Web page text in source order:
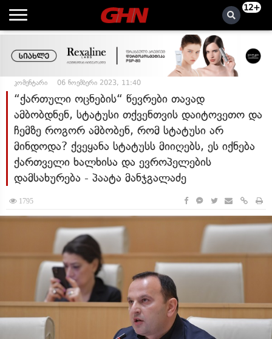
12+
კომენტარი 06 ნოემბერი 2023, 11:40
“ქართული ოცნების“ წევრები თავად
ამბობდნენ, სტატუსი თქვენთვის დაიტოვეთო და
ჩემზე როგორ ამბობენ, რომ სტატუსი არ
მინდოდა? ქვეყანა სტატუსს მიიღებს, ეს იქნება
ქართველი ხალხისა და ევროპელების
დამსახურება - პაატა მანჯგალაძე
1795